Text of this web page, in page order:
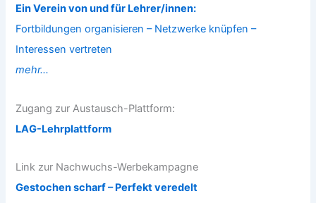
Ein Verein von und für Lehrer/innen:
Fortbildungen organisieren – Netzwerke knüpfen –
Interessen vertreten
mehr...
Zugang zur Austausch-Plattform:
LAG-Lehrplattform
Link zur Nachwuchs-Werbekampagne
Gestochen scharf – Perfekt veredelt